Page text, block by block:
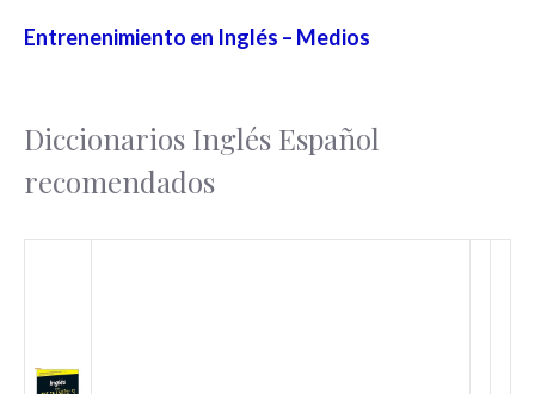
Entrenenimiento en Inglés – Medios
Diccionarios Inglés Español
recomendados